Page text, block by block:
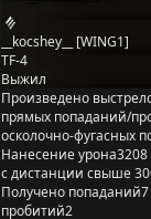
__kocshey__ [WING1]
TF-4
Выжил
Произведено
прямых попаданий/
осколочно-фугасных
Нанесение урона3208
с дистанции свыше
Получено попаданий7
пробитий2